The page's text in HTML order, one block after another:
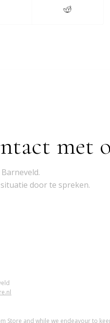
met
door te spreken.
Store and while we endeavour to